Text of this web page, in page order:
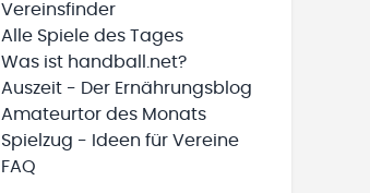
Vereinsfinder
Alle Spiele des Tages
Was ist handball.net?
Auszeit - Der Ernährungsblog
Amateurtor des Monats
Spielzug - Ideen für Vereine
FAQ